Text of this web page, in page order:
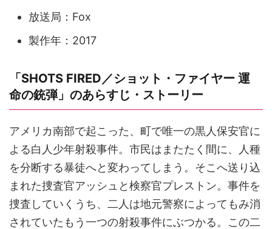
放送局：Fox
製作年：2017
「SHOTS FIRED／ショット・ファイヤー 運
命の銃弾」のあらすじ・ストーリー
アメリカ南部で起こった、町で唯一の黒人保安官に
よる白人少年射殺事件。市民はまたたく間に、人種
を分断する暴徒へと変わってしまう。そこへ送り込
まれた捜査官アッシュと検察官プレストン。事件を
捜査していくうち、二人は地元警察によってもみ消
されていたもう一つの射殺事件にぶつかる。この二